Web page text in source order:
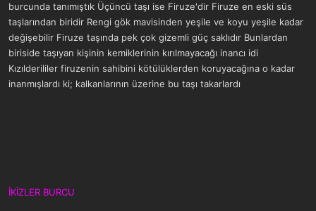
burcunda tanımıştık Üçüncü taşı ise Firuze'dir Firuze en eski süs
taşlarından biridir Rengi gök mavisinden yeşile ve koyu yeşile kadar
değişebilir Firuze taşında pek çok gizemli güç saklıdır Bunlardan
biriside taşıyan kişinin kemiklerinin kırılmayacağı inancı idi
Kızılderililer firuzenin sahibini kötülüklerden koruyacağına o kadar
inanmışlardı ki; kalkanlarının üzerine bu taşı takarlardı
İKİZLER BURCU